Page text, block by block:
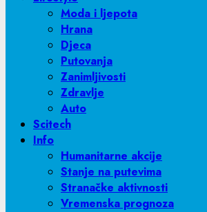
Moda i ljepota
Hrana
Djeca
Putovanja
Zanimljivosti
Zdravlje
Auto
Scitech
Info
Humanitarne akcije
Stanje na putevima
Stranačke aktivnosti
Vremenska prognoza